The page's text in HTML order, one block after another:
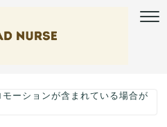
ーションが含まれている場合が